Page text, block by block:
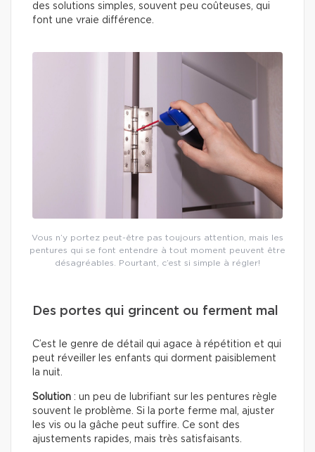
des solutions simples, souvent peu coûteuses, qui
font une vraie différence.
Vous n’y portez peut-être pas toujours attention, mais les
pentures qui se font entendre à tout moment peuvent être
désagréables. Pourtant, c’est si simple à régler!
Des portes qui grincent ou ferment mal
C’est le genre de détail qui agace à répétition et qui
peut réveiller les enfants qui dorment paisiblement
la nuit.
Solution : un peu de lubrifiant sur les pentures règle
souvent le problème. Si la porte ferme mal, ajuster
les vis ou la gâche peut suffire. Ce sont des
ajustements rapides, mais très satisfaisants.